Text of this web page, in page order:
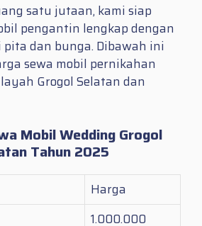
satu jutaan, kami siap
pengantin lengkap dengan
pita dan bunga. Dibawah ini
sewa mobil pernikahan
Grogol Selatan dan
Mobil Wedding Grogol
Tahun 2025
Harga
1.000.000